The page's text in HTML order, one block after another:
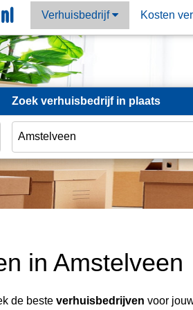
Verhuisbedrijf Kosten
Zoek verhuisbedrijf in plaats
in Amstelveen
de beste verhuisbedrijven voor